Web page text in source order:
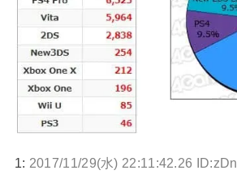
1: 2017/11/29(水) 22:11:42.26